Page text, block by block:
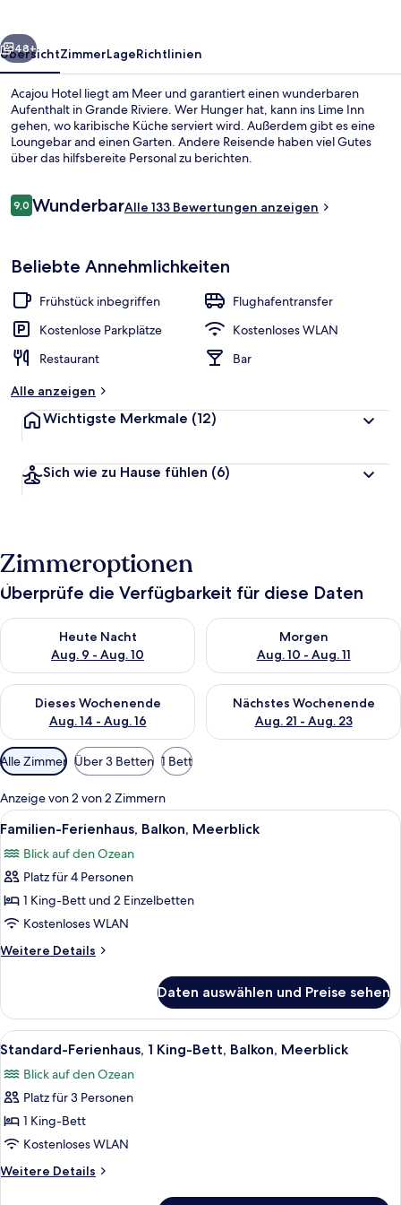
Weiter
48+
ÜbersichtZimmerLageRichtlinien
Acajou Hotel liegt am Meer und garantiert einen wunderbaren
Aufenthalt in Grande Riviere. Wer Hunger hat, kann ins Lime Inn
gehen, wo karibische Küche serviert wird. Außerdem gibt es eine
Loungebar and einen Garten. Andere Reisende haben viel Gutes
über das hilfsbereite Personal zu berichten.
Bewertungen
9,09,0 von 10.
WunderbarAlle 133 Bewertungen anzeigen
Beliebte Annehmlichkeiten
Frühstück inbegriffen
Flughafentransfer
Kostenlose Parkplätze
Kostenloses WLAN
Restaurant
Bar
Alle anzeigen
Wichtigste Merkmale (12)
Sich wie zu Hause fühlen (6)
Zimmeroptionen
Überprüfe die Verfügbarkeit für diese Daten
Heute Nacht
Aug. 9 - Aug. 10
Überprüfe die Verfügbarkeit für heute Nacht, Aug. 9 - Aug.
Morgen
Aug. 10 - Aug. 11
Überprüfe die Verfügbarkeit
Dieses Wochenende
Aug. 14 - Aug. 16
Überprüfe die Verfügbarkeit für dieses Wochenende, Aug. 14
Nächstes Wochenende
Aug. 21 - Aug. 23
Überprüfe die Verfügbarkeit
Verfügbare
Filter
für
Zimmer
Alle Zimmer Über 3 Betten 1 Bett
Anzeige von 2 von 2 Zimmern
Alle
Fotos
für
Familien-
Ferienhaus,
Balkon,
Meerblick
anzeigen
Ein Zimmer mit Holzboden, einer
6
Familien-Ferienhaus, Balkon, Meerblick
Blick auf den Ozean
Platz für 4 Personen
1 King-Bett und 2 Einzelbetten
Kostenloses WLAN
Weitere Details
Weitere
Ferienhaus,
Balkon,
Meerblick
Daten auswählen und Preise sehen
Alle
Fotos
für
Standard-
Ferienhaus,
1 King-
Bett,
Balkon,
Zwei Holzhütten mit Hängematten,
8
Standard-Ferienhaus, 1 King-Bett, Balkon, Meerblick
Blick auf den Ozean
Platz für 3 Personen
1 King-Bett
Kostenloses WLAN
Weitere Details
Weitere